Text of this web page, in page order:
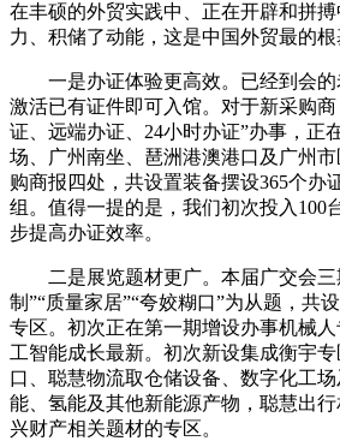
在丰硕的外贸实践中、正在开辟和拼
力、积储了动能，这是中国外贸最的根
一是办证体验更高效。已经到会的
激活已有证件即可入馆。对于新采购
证、远端办证、24小时办证”办事，正
场、广州南坐、琶洲港澳港口及广州
购商报四处，共设置装备摆设365个办
组。值得一提的是，我们初次投入100
步提高办证效率。
二是展览题材更广。本届广交会三
制”“质量家居”“夸姣糊口”为从题，共
专区。初次正在第一期增设办事机械
工智能成长最新。初次新设集成衡宇
口、聪慧物流取仓储设备、数字化工
能、氢能及其他新能源产物，聪慧出
兴财产相关题材的专区。